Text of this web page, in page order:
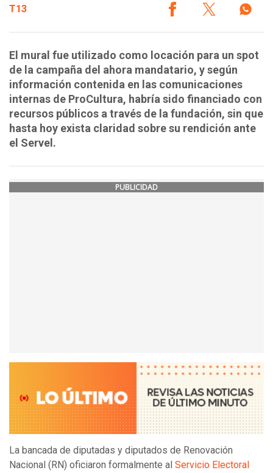
T13
El mural fue utilizado como locación para un spot
de la campaña del ahora mandatario, y según
información contenida en las comunicaciones
internas de ProCultura, habría sido financiado con
recursos públicos a través de la fundación, sin que
hasta hoy exista claridad sobre su rendición ante
el Servel.
PUBLICIDAD
La bancada de diputadas y diputados de Renovación
Nacional (RN) oficiaron formalmente al Servicio Electoral